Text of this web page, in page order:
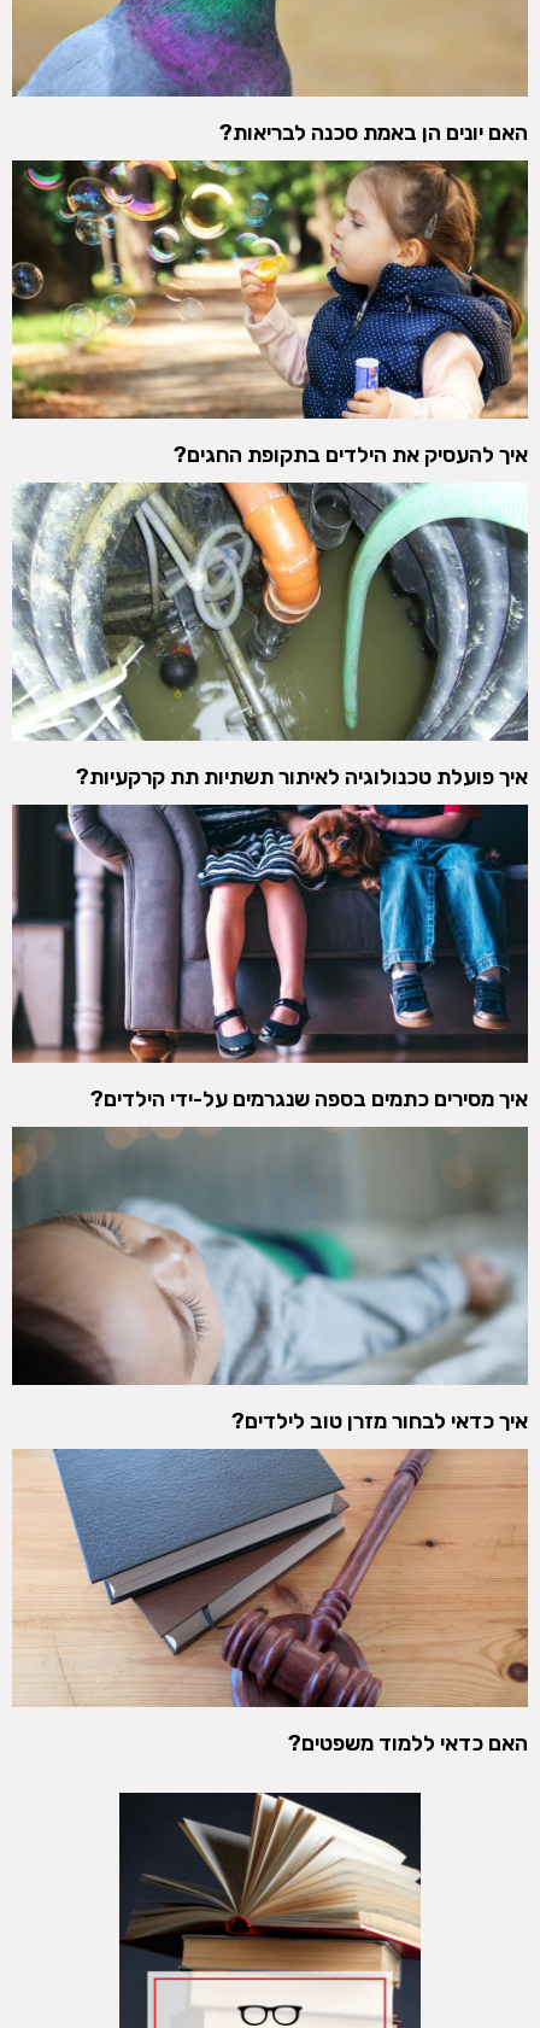
האם יונים הן באמת סכנה לבריאות?
איך להעסיק את הילדים בתקופת החגים?
איך פועלת טכנולוגיה לאיתור תשתיות תת קרקעיות?
איך מסירים כתמים בספה שנגרמים על-ידי הילדים?
איך כדאי לבחור מזרן טוב לילדים?
האם כדאי ללמוד משפטים?